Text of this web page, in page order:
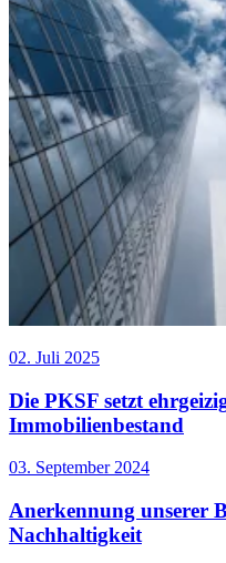
02. Juli 2025
Die PKSF setzt
Immobilienbestand
03. September 2024
Anerkennung unserer
Nachhaltigkeit